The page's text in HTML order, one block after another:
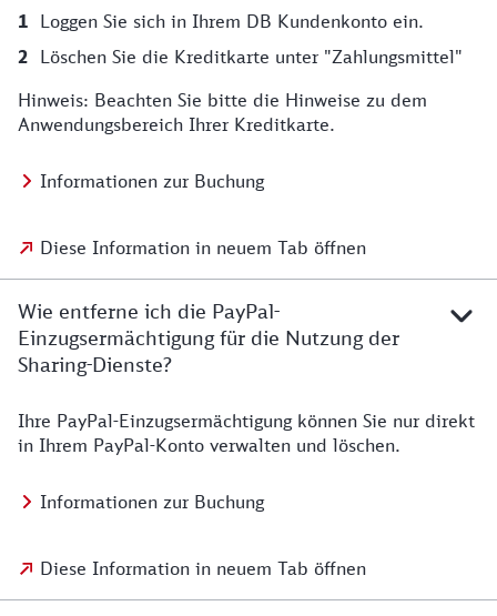
Loggen Sie sich in Ihrem DB Kundenkonto ein.
Löschen Sie die Kreditkarte unter "Zahlungsmittel"
Hinweis: Beachten Sie bitte die Hinweise zu dem
Anwendungsbereich Ihrer Kreditkarte.
Informationen zur Buchung
Diese Information in neuem Tab öffnen
Wie entferne ich die PayPal-
Einzugsermächtigung für die Nutzung der
Sharing-Dienste?
Ihre PayPal-Einzugsermächtigung können Sie nur direkt
in Ihrem PayPal-Konto verwalten und löschen.
Informationen zur Buchung
Diese Information in neuem Tab öffnen